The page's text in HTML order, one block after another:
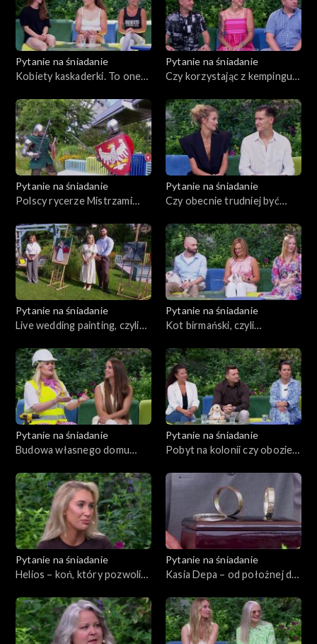
Pytanie na śniadanie
Kobiety kaskaderki. To one
adrenaliny
Pytanie na śniadanie
Czy korzystając z kempingu
Niekoniecznie...
Pytanie na śniadanie
Polscy rycerze Mistrzami
Pytanie na śniadanie
Czy obecnie trudniej być
Pytanie na śniadanie
Live wedding painting, czyli
Pytanie na śniadanie
Kot birmański, czyli
zwierząt
Pytanie na śniadanie
Budowa własnego domu
Pytanie na śniadanie
Pobyt na kolonii czy obozie
dziecka. Kiedy reagować?
Pytanie na śniadanie
Helios – koń, który pozwolił
Kawalec
Pytanie na śniadanie
Kasia Depa – od położnej do
biżuterii